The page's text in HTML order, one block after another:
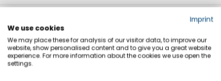
Imprint
We use cookies
We may place these for analysis of our visitor data, to improve our
website, show personalised content and to give you a great website
experience. For more information about the cookies we use open the
settings.